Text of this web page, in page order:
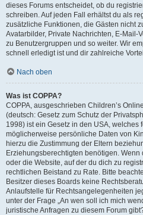
dieses Forums entscheidet, ob du
schreiben. Auf jeden Fall erhältst du als
zusätzliche Funktionen, die Gästen nicht
Avatarbilder, Private Nachrichten, E-Mail-
zu Benutzergruppen und so weiter. Wir
schnell erledigt ist und dir zahlreiche
Nach oben
Was ist COPPA?
COPPA, ausgeschrieben Children’s
(deutsch: Gesetz zum Schutz der
1998) ist ein Gesetz in den USA, welches
möglicherweise persönliche Daten von
hierzu die Zustimmung der Eltern
Erziehungsberechtigten benötigen.
oder die Website, auf der du dich zu
rechtlichen Beistand zu Rate. Bitte
Besitzer dieses Boards keine
Anlaufstelle für Rechtsangelegenheiten
unter der Frage „An wen soll ich mich
juristische Anfragen zu diesem Forum